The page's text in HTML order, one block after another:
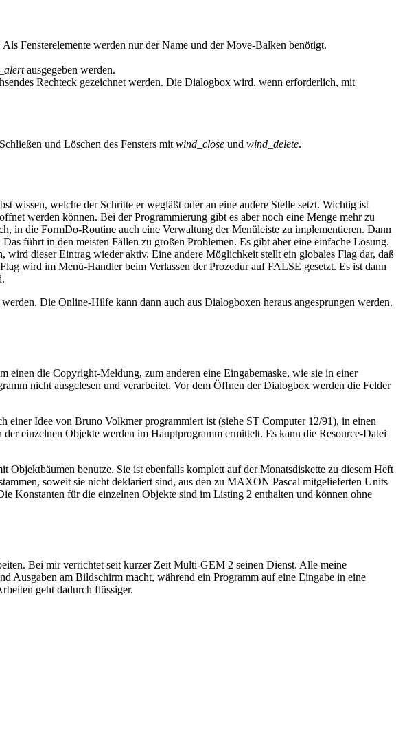
Fensterelemente werden nur der Name und der Move-Balken benötigt.
ausgegeben werden.
Rechteck gezeichnet werden. Die Dialogbox wird, wenn erforderlich, mit
und Löschen des Fensters mit wind_close und wind_delete.
wissen, welche der Schritte er wegläßt oder an eine andere Stelle setzt. Wichtig ist
werden können. Bei der Programmierung gibt es aber noch eine Menge mehr zu
in die FormDo-Routine auch eine Verwaltung der Menüleiste zu implementieren. Dann
führt in den meisten Fällen zu großen Problemen. Es gibt aber eine einfache Lösung.
dieser Eintrag wieder aktiv. Eine andere Möglichkeit stellt ein globales Flag dar, daß
wird im Menü-Handler beim Verlassen der Prozedur auf FALSE gesetzt. Es ist dann
Die Online-Hilfe kann dann auch aus Dialogboxen heraus angesprungen werden.
die Copyright-Meldung, zum anderen eine Eingabemaske, wie sie in einer
nicht ausgelesen und verarbeitet. Vor dem Öffnen der Dialogbox werden die Felder
einer Idee von Bruno Volkmer programmiert ist (siehe ST Computer 12/91), in einen
einzelnen Objekte werden im Hauptprogramm ermittelt. Es kann die Resource-Datei
benutze. Sie ist ebenfalls komplett auf der Monatsdiskette zu diesem Heft
soweit sie nicht deklariert sind, aus den zu MAXON Pascal mitgelieferten Units
Konstanten für die einzelnen Objekte sind im Listing 2 enthalten und können ohne
Bei mir verrichtet seit kurzer Zeit Multi-GEM 2 seinen Dienst. Alle meine
Ausgaben am Bildschirm macht, während ein Programm auf eine Eingabe in eine
geht dadurch flüssiger.